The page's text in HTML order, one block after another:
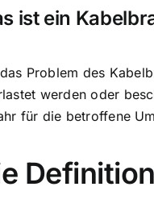
ist ein
Problem des
werden oder
für die betroffene